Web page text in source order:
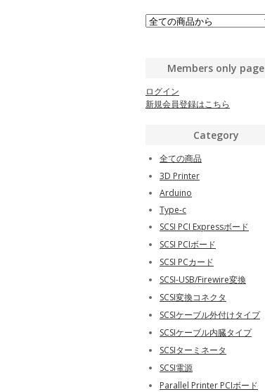
Members only page
ログイン
新規会員登録はこちら
Category
全ての商品
3D Printer
Arduino
Type-c
SCSI PCI Expressボード
SCSI PCIボード
SCSI PCカード
SCSI-USB/Firewire変換
SCSI変換コネクタ
SCSIケーブル外付けタイプ
SCSIケーブル内臓タイプ
SCSIターミネータ
SCSI電源
Parallel Printer PCIボード